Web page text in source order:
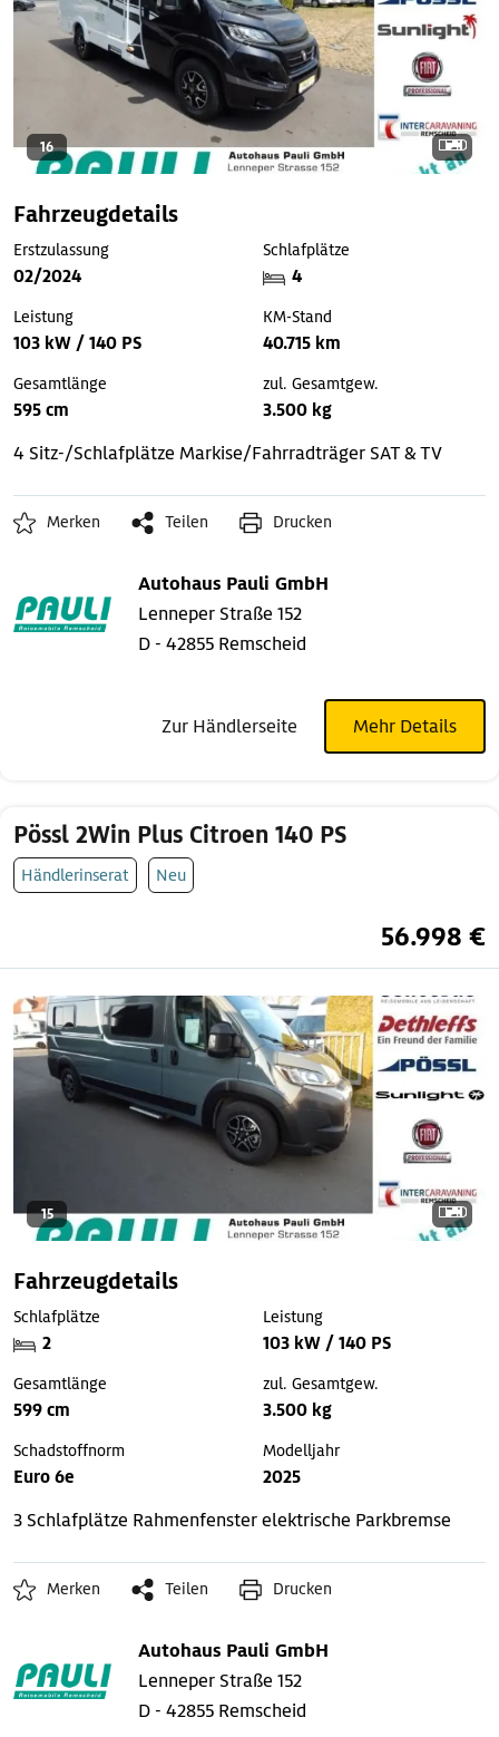
16
Fahrzeugdetails
Erstzulassung
02/2024
Schlafplätze
4
Leistung
103 kW / 140 PS
KM-Stand
40.715 km
Gesamtlänge
595 cm
zul. Gesamtgew.
3.500 kg
4 Sitz-/Schlafplätze Markise/Fahrradträger SAT & TV
Merken Teilen Drucken
Autohaus Pauli GmbH
Lenneper Straße 152
D - 42855 Remscheid
Zur Händlerseite Mehr Details
Pössl 2Win Plus Citroen 140 PS
Händlerinserat Neu
56.998 €
15
Fahrzeugdetails
Schlafplätze
2
Leistung
103 kW / 140 PS
Gesamtlänge
599 cm
zul. Gesamtgew.
3.500 kg
Schadstoffnorm
Euro 6e
Modelljahr
2025
3 Schlafplätze Rahmenfensterelektrische Parkbremse
Merken Teilen Drucken
Autohaus Pauli GmbH
Lenneper Straße 152
D - 42855 Remscheid